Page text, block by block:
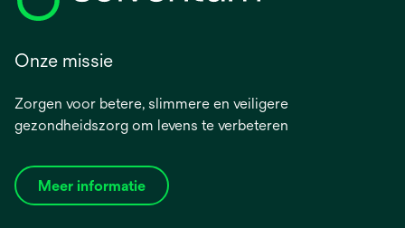
Onze missie
Zorgen voor betere, slimmere en veiligere
gezondheidszorg om levens te verbeteren
Meer informatie